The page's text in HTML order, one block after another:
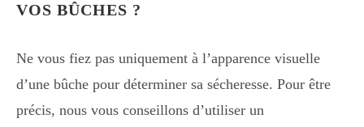
VOS BÛCHES ?
Ne vous fiez pas uniquement à l’apparence visuelle
d’une bûche pour déterminer sa sécheresse. Pour être
précis, nous vous conseillons d’utiliser un